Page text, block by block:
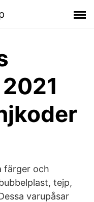
färger och
tejp,
varupåsar